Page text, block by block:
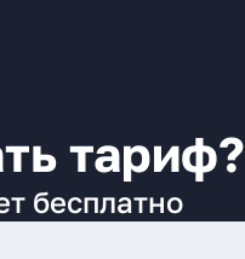
тариф?
бесплатно